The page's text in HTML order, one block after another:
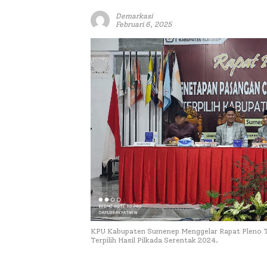
Demarkasi
Februari 6, 2025
KPU Kabupaten Sumenep Menggelar Rapat
Terpilih Hasil Pilkada Serentak 2024.